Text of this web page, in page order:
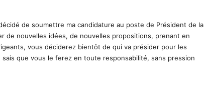
de soumettre ma candidature au poste de Président de la
de nouvelles idées, de nouvelles propositions, prenant en
vous déciderez bientôt de qui va présider pour les
que vous le ferez en toute responsabilité, sans pression